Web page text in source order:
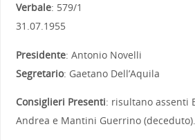
Verbale:
31.07.1955
Presidente: Antonio
Segretario: Gaetano Dell’Aquila
Consiglieri Presenti: risultano assenti
Andrea e Mantini Guerrino (deceduto).